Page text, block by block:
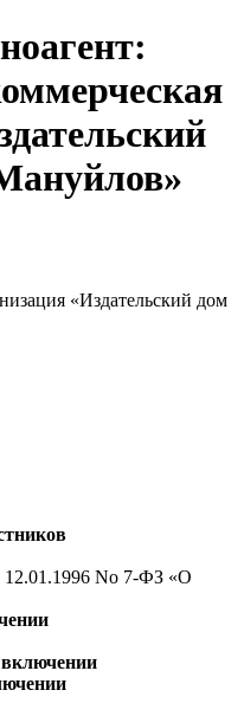
«Издательский дом
12.01.1996 No 7-ФЗ «О